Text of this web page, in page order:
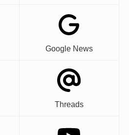
Google News
Threads